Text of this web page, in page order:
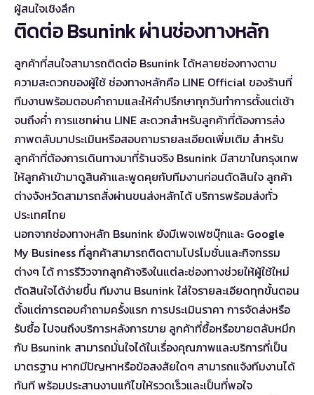
ผู้สนใจเชิงลึก
ติดต่อ Bsunink ผ่านช่องทางหลัก
ลูกค้าที่สนใจสามารถติดต่อ Bsunink ได้หลายช่องทางตาม
ความสะดวกของผู้ใช้ ช่องทางหลักคือ LINE Official ของร้านที่
ทีมงานพร้อมตอบคำถามและให้คำปรึกษาทุกวันทำการตั้งแต่เช้า
จนถึงค่ำ การแชทผ่าน LINE สะดวกสำหรับลูกค้าที่ต้องการส่ง
ภาพตลับมาประเมินหรือสอบถามรายละเอียดเพิ่มเติม สำหรับ
ลูกค้าที่ต้องการเดินทางมาที่ร้านจริง Bsunink มีสาขาในกรุงเทพ
ให้ลูกค้าเข้ามาดูสินค้าและพูดคุยกับทีมงานก่อนตัดสินใจ ลูกค้า
ต่างจังหวัดสามารถสั่งผ่านขนส่งหลักได้ บริการพร้อมส่งทั่ว
ประเทศไทย
นอกจากช่องทางหลัก Bsunink ยังมีเพจเฟซบุ๊กและ Google
My Business ที่ลูกค้าสามารถติดตามโปรโมชั่นและกิจกรรม
ต่างๆ ได้ การรีวิวจากลูกค้าจริงในแต่ละช่องทางช่วยให้ผู้ใช้ใหม่
ตัดสินใจได้ง่ายขึ้น ทีมงาน Bsunink ใส่ใจรายละเอียดทุกขั้นตอน
ตั้งแต่การตอบคำถามครั้งแรก การประเมินราคา การจัดส่งหรือ
รับซื้อ ไปจนถึงบริการหลังการขาย ลูกค้าที่ซื้อหรือขายตลับหมึก
กับ Bsunink สามารถมั่นใจได้ในเรื่องคุณภาพและบริการที่เป็น
มาตรฐาน หากมีปัญหาหรือข้อสงสัยใดๆ สามารถแจ้งทีมงานได้
ทันที พร้อมประสานงานแก้ไขให้รวดเร็วและเป็นที่พอใจ